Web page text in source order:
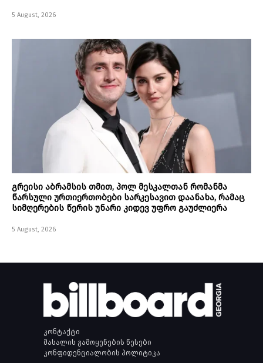
5 August, 2026
გრეისი აბრამსის თმით, პოლ მესკალთან რომანმა
წარსული ურთიერთობები სარკესავით დაანახა, რამაც
სიმღერების წერის უნარი კიდევ უფრო გაუძლიერა
5 August, 2026
კონტაქტი
მასალის გამოყენების წესები
კონფიდენციალობის პოლიტიკა